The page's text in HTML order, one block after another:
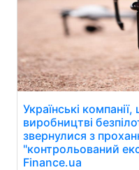
Українські
виробництві
звернулися з
"контрольований
Finance.ua